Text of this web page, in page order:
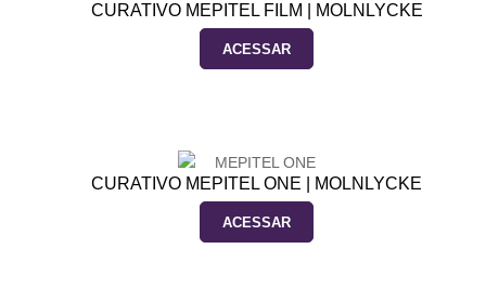
CURATIVO MEPITEL FILM | MOLNLYCKE
ACESSAR
CURATIVO MEPITEL ONE | MOLNLYCKE
ACESSAR